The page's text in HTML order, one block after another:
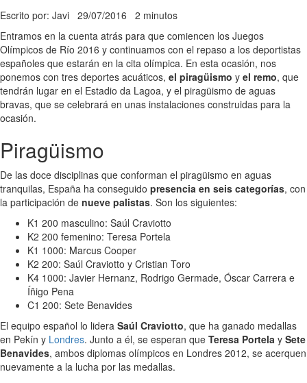
Escrito por: Javi 29/07/2016 2 minutos
Entramos en la cuenta atrás para que comiencen los Juegos
Olímpicos de Río 2016 y continuamos con el repaso a los deportistas
españoles que estarán en la cita olímpica. En esta ocasión, nos
ponemos con tres deportes acuáticos, el piragüismo y el remo, que
tendrán lugar en el Estadio da Lagoa, y el piragüismo de aguas
bravas, que se celebrará en unas instalaciones construidas para la
ocasión.
Piragüismo
De las doce disciplinas que conforman el piragüismo en aguas
tranquilas, España ha conseguido presencia en seis categorías, con
la participación de nueve palistas. Son los siguientes:
K1 200 masculino: Saúl Craviotto
K2 200 femenino: Teresa Portela
K1 1000: Marcus Cooper
K2 200: Saúl Craviotto y Cristian Toro
K4 1000: Javier Hernanz, Rodrigo Germade, Óscar Carrera e
Íñigo Pena
C1 200: Sete Benavides
El equipo español lo lidera Saúl Craviotto, que ha ganado medallas
en Pekín y Londres. Junto a él, se esperan que Teresa Portela y Sete
Benavides, ambos diplomas olímpicos en Londres 2012, se acerquen
nuevamente a la lucha por las medallas.